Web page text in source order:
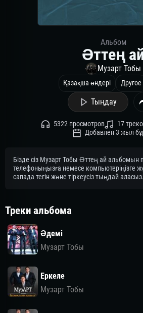
Альбом
Әттең
Музарт Тобы
Қазақша әндері Другое
Тыңдау
5322 просмотров
17
Добавлен 3 жыл
Бізде сіз Музарт Тобы Әттең ай
телефоныңызға немесе компьютеріңізге
сапада тегін және тіркеусіз тыңдай аласыз.
Треки альбома
Әдемі
Музарт Тобы
Еркеле
Музарт Тобы